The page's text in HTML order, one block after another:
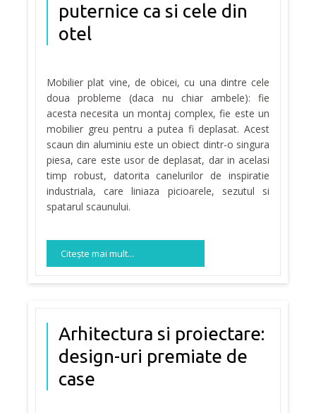
puternice ca si cele din
otel
Mobilier plat vine, de obicei, cu una dintre cele
doua probleme (daca nu chiar ambele): fie
acesta necesita un montaj complex, fie este un
mobilier greu pentru a putea fi deplasat. Acest
scaun din aluminiu este un obiect dintr-o singura
piesa, care este usor de deplasat, dar in acelasi
timp robust, datorita canelurilor de inspiratie
industriala, care liniaza picioarele, sezutul si
spatarul scaunului.
Citeşte mai mult...
Arhitectura si proiectare:
design-uri premiate de
case